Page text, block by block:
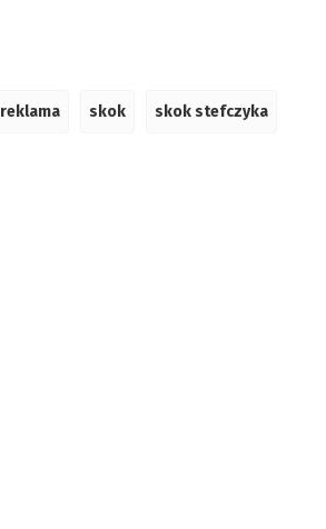
reklama skok skok stefczyka